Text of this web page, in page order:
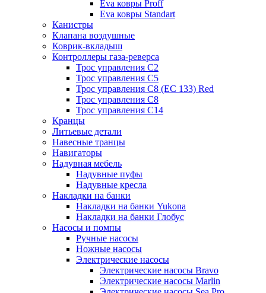
Eva ковры Proff
Eva ковры Standart
Канистры
Клапана воздушные
Коврик-вкладыш
Контроллеры газа-реверса
Трос управления C2
Трос управления C5
Трос управления C8 (ЕС 133) Red
Трос управления C8
Трос управления C14
Кранцы
Литьевые детали
Навесные транцы
Навигаторы
Надувная мебель
Надувные пуфы
Надувные кресла
Накладки на банки
Накладки на банки Yukona
Накладки на банки Глобус
Насосы и помпы
Ручные насосы
Ножные насосы
Электрические насосы
Электрические насосы Bravo
Электрические насосы Marlin